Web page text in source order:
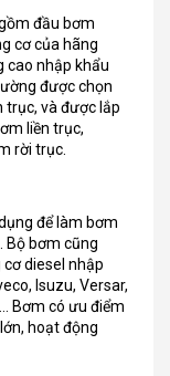
đầu bơm
cơ của hãng
cao nhập khẩu
được chọn
trục, và được lắp
liền trục,
rời trục.
để làm bơm
Bộ bơm cũng
diesel nhập
Isuzu, Versar,
Bơm có ưu điểm
hoạt động